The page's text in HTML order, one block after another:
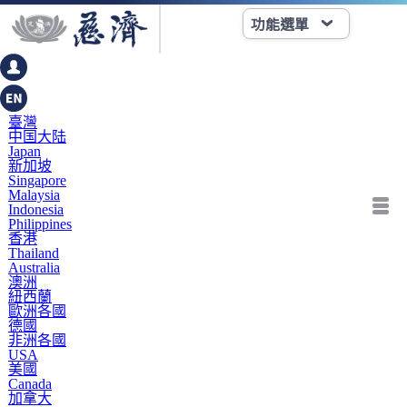
功能選單
臺灣
中国大陆
Japan
新加坡
Singapore
Malaysia
Indonesia
Philippines
香港
Thailand
Australia
澳洲
紐西蘭
歐洲各國
德國
非洲各國
USA
美國
Canada
加拿大